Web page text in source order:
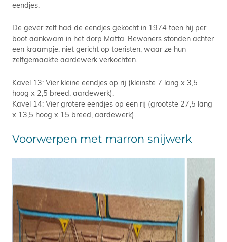
eendjes.
De gever zelf had de eendjes gekocht in 1974 toen hij per
boot aankwam in het dorp Matta. Bewoners stonden achter
een kraampje, niet gericht op toeristen, waar ze hun
zelfgemaakte aardewerk verkochten.
Kavel 13: Vier kleine eendjes op rij (kleinste 7 lang x 3,5
hoog x 2,5 breed, aardewerk).
Kavel 14: Vier grotere eendjes op een rij (grootste 27,5 lang
x 13,5 hoog x 15 breed, aardewerk).
Voorwerpen met marron snijwerk